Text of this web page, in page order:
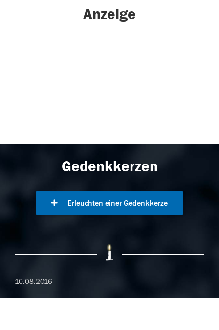
Anzeige
Gedenkkerzen
Erleuchten einer Gedenkkerze
10.08.2016